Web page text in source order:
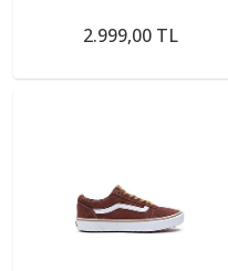
2.999,00 TL